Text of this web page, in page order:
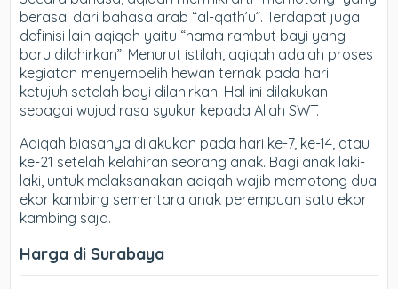
berasal dari bahasa arab “al-qath’u”. Terdapat juga
definisi lain aqiqah yaitu “nama rambut bayi yang
baru dilahirkan”. Menurut istilah, aqiqah adalah proses
kegiatan menyembelih hewan ternak pada hari
ketujuh setelah bayi dilahirkan. Hal ini dilakukan
sebagai wujud rasa syukur kepada Allah SWT.
Aqiqah biasanya dilakukan pada hari ke-7, ke-14, atau
ke-21 setelah kelahiran seorang anak. Bagi anak laki-
laki, untuk melaksanakan aqiqah wajib memotong dua
ekor kambing sementara anak perempuan satu ekor
kambing saja.
Harga di Surabaya